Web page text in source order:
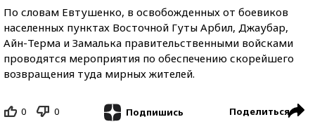
По словам Евтушенко, в освобожденных от боевиков
населенных пунктах Восточной Гуты Арбил, Джаубар,
Айн-Терма и Замалька правительственными войсками
проводятся мероприятия по обеспечению скорейшего
возвращения туда мирных жителей.
0 0 Подпишись Поделиться